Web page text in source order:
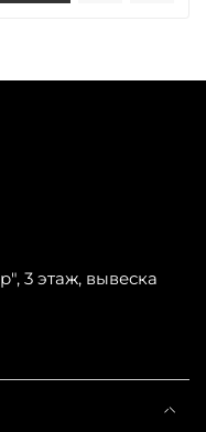
3 этаж, вывеска